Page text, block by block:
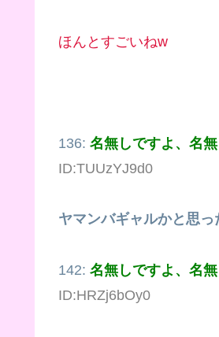
ほんとすごいねw
136: 名無しですよ、名
ID:TUUzYJ9d0
ヤマンバギャルかと思っ
142: 名無しですよ、名
ID:HRZj6bOy0